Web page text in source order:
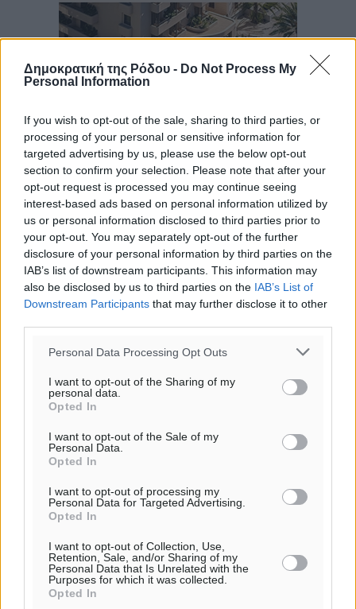
Δημοκρατική της Ρόδου - Do Not Process My
Personal Information
If you wish to opt-out of the sale, sharing to third parties, or
processing of your personal or sensitive information for
targeted advertising by us, please use the below opt-out
section to confirm your selection. Please note that after your
opt-out request is processed you may continue seeing
interest-based ads based on personal information utilized by
us or personal information disclosed to third parties prior to
your opt-out. You may separately opt-out of the further
disclosure of your personal information by third parties on the
IAB’s list of downstream participants. This information may
also be disclosed by us to third parties on the IAB’s List of
Downstream Participants that may further disclose it to other
Personal Data Processing Opt Outs
I want to opt-out of the Sharing of my
personal data.
Opted In
I want to opt-out of the Sale of my
Personal Data.
Opted In
I want to opt-out of processing my
Personal Data for Targeted Advertising.
Opted In
I want to opt-out of Collection, Use,
Retention, Sale, and/or Sharing of my
Personal Data that Is Unrelated with the
Purposes for which it was collected.
Opted In
Ροή ειδήσεων
Έτος – ορόσημο το 2025 για δωρεές οργάνων στην
Ειδήσεις• πριν 10 ώρες
μετόπισθεν
Αθλητικά• πριν 10 ώρες
Επικός Εργκίν Αταμάν στη Σύμη: Έσπασε πιάτα μέχρι
και στο κεφάλι του σε εστιατόριο ακούγοντας Άννα
Βίσση